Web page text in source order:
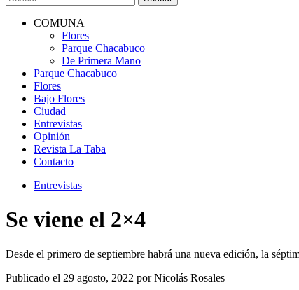
COMUNA
Flores
Parque Chacabuco
De Primera Mano
Parque Chacabuco
Flores
Bajo Flores
Ciudad
Entrevistas
Opinión
Revista La Taba
Contacto
Entrevistas
Se viene el 2×4
Desde el primero de septiembre habrá una nueva edición, la
Publicado el 29 agosto, 2022 por Nicolás Rosales